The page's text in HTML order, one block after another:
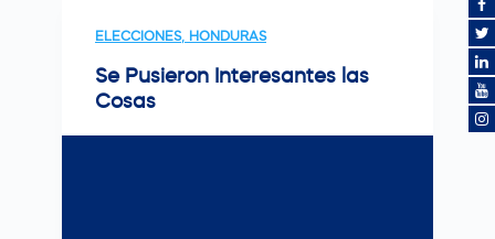
ELECCIONES, HONDURAS
Se Pusieron Interesantes las
Cosas